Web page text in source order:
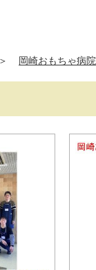
＞ 岡崎おもちゃ病院